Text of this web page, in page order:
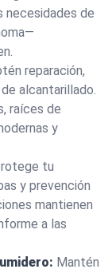
necesidades de
reparación,
alcantarillado.
raíces de
y
tu
y prevención
mantienen
a las
Mantén